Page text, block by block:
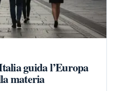
guida l’Europa
materia